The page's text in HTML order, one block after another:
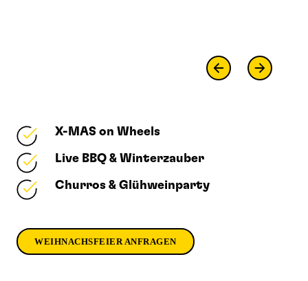
X-MAS on Wheels
Live BBQ & Winterzauber
Churros & Glühweinparty
WEIHNACHSFEIER ANFRAGEN